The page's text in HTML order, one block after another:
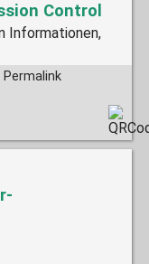
Control
Informationen,
Permalink